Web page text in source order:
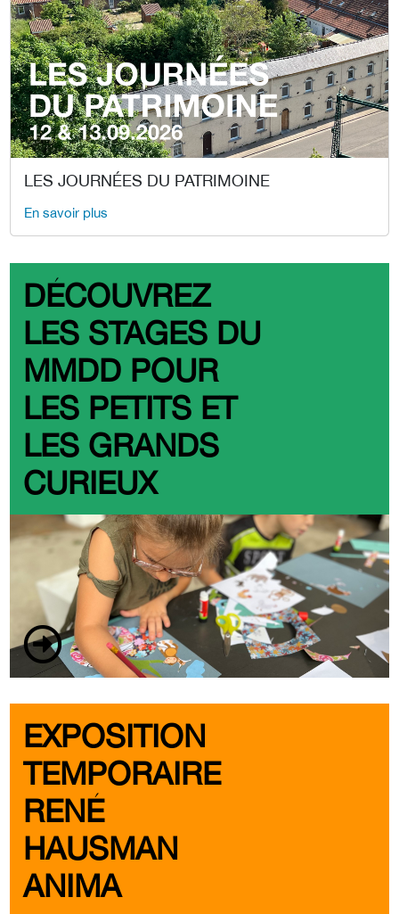
LES JOURNÉES DU PATRIMOINE
En savoir plus
DÉCOUVREZ
LES STAGES DU
MMDD POUR
LES PETITS ET
LES GRANDS
CURIEUX
EXPOSITION
TEMPORAIRE
RENÉ
HAUSMAN
ANIMA